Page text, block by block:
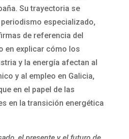
Su trayectoria se
especializado,
de referencia del
en explicar cómo los
y la energía afectan al
y al empleo en Galicia,
en el papel de las
en la transición energética